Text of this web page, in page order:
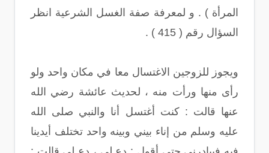
المرأة ) . و لمعرفة صفة الغسل الشرعية انظر
السؤال رقم ( 415 ) .
ويجوز للزوجين الاغتسال معا في مكان واحد ولو
رأى منها ورأت منه ، لحديث عائشة رضي الله
عنها قالت : كنت أغتسل أنا والنبي صلى الله
عليه وسلم من إناء بيني وبينه واحد تختلف أيدينا